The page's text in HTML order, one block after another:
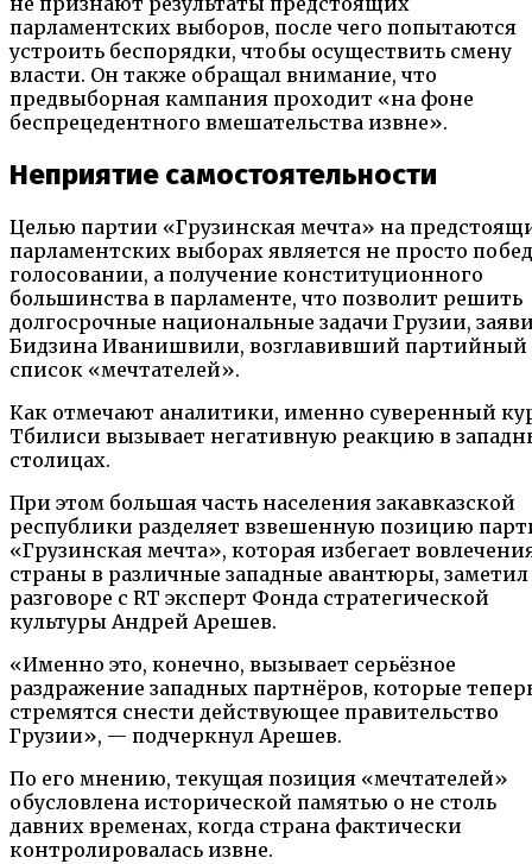
парламентских выборов, после чего попытаются
устроить беспорядки, чтобы осуществить смену
власти. Он также обращал внимание, что
предвыборная кампания проходит «на фоне
беспрецедентного вмешательства извне».
Неприятие самостоятельности
Целью партии «Грузинская мечта» на
парламентских выборах является не просто
голосовании, а получение конституционного
большинства в парламенте, что позволит решить
долгосрочные национальные задачи Грузии,
Бидзина Иванишвили, возглавивший партийный
список «мечтателей».
Как отмечают аналитики, именно суверенный
Тбилиси вызывает негативную реакцию в
столицах.
При этом большая часть населения закавказской
республики разделяет взвешенную позицию
«Грузинская мечта», которая избегает
страны в различные западные авантюры, заметил
разговоре с RT эксперт Фонда стратегической
культуры Андрей Арешев.
«Именно это, конечно, вызывает серьёзное
раздражение западных партнёров, которые
стремятся снести действующее правительство
Грузии», — подчеркнул Арешев.
По его мнению, текущая позиция «мечтателей»
обусловлена исторической памятью о не столь
давних временах, когда страна фактически
контролировалась извне.